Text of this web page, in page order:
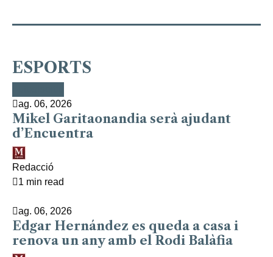
ESPORTS
ag. 06, 2026
Mikel Garitaonandia serà ajudant
d’Encuentra
Redacció
1 min read
ag. 06, 2026
Edgar Hernández es queda a casa i
renova un any amb el Rodi Balàfia